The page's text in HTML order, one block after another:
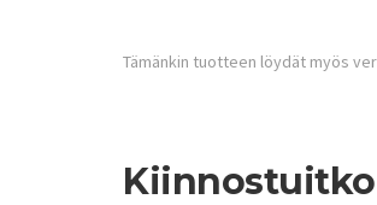
Tämänkin tuotteen löydät myös
Kiinnostuitko